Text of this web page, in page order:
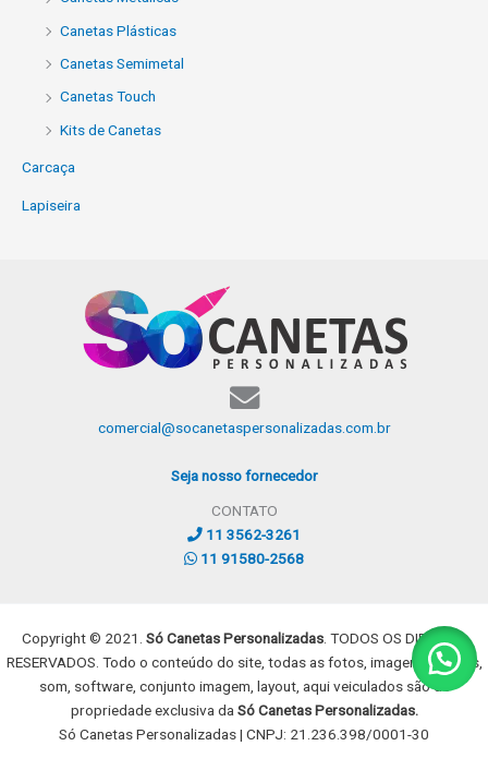
Canetas Plásticas
Canetas Semimetal
Canetas Touch
Kits de Canetas
Carcaça
Lapiseira
comercial@socanetaspersonalizadas.com.br
Seja nosso fornecedor
CONTATO
11 3562-3261
11 91580-2568
Copyright © 2021. Só Canetas Personalizadas . TODOS OS DIREITOS
RESERVADOS. Todo o conteúdo do site, todas as fotos, imagens, dizeres,
som, software, conjunto imagem, layout, aqui veiculados são de
propriedade exclusiva da Só Canetas Personalizadas.
Só Canetas Personalizadas | CNPJ: 21.236.398/0001-30